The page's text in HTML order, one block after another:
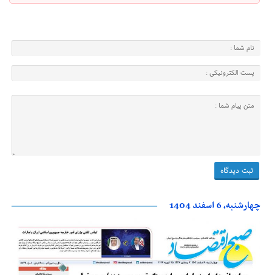
چهارشنبه، 6 اسفند 1404